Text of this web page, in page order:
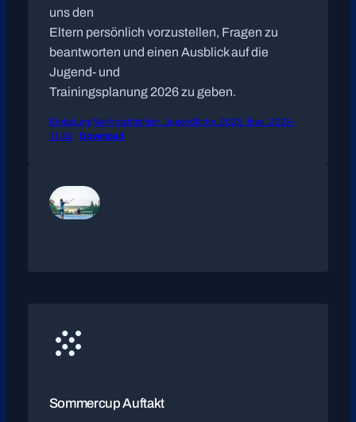
uns den
Eltern persönlich vorzustellen, Fragen zu
beantworten und einen Ausblick auf die
Jugend- und
Trainingsplanung 2026 zu geben.
Einladung Weihnachtsfeier_Jugendliche_2025_final_2025-
11-30
Download
Sommercup Auftakt